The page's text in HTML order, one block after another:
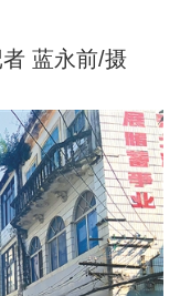
蓝永前/摄